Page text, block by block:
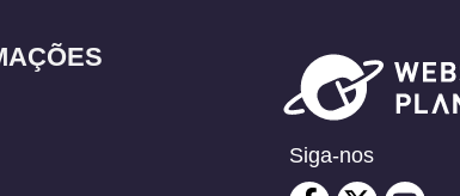
Siga-nos